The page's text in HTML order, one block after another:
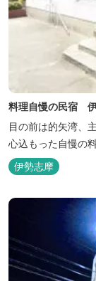
料理自慢の民宿
目の前は的矢湾、
心込もった自慢の
伊勢志摩